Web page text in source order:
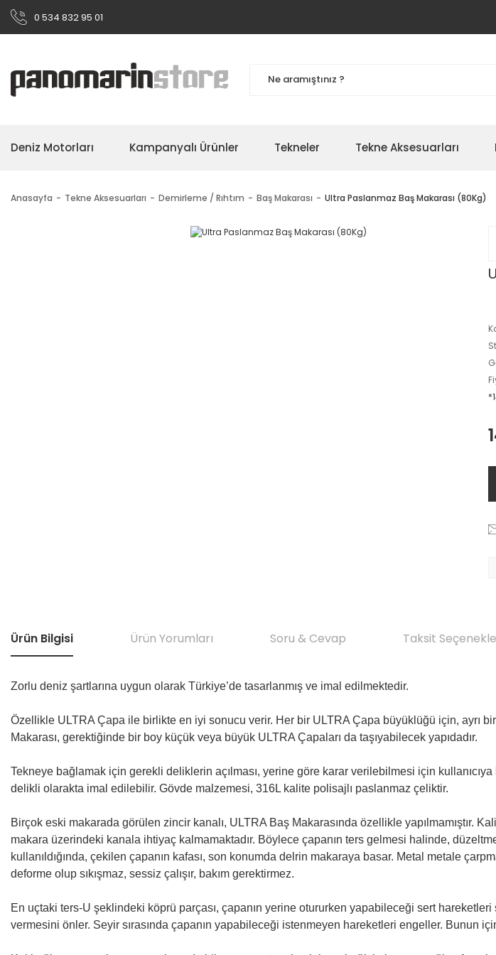
0 534 832 95 01
Deniz Motorları Kampanyalı Ürünler Tekneler Tekne Aksesuarları
Anasayfa Tekne Aksesuarları Demirleme / Rıhtım Baş Makarası Ultra Paslanmaz Baş Makarası (80Kg)
Ürün Bilgisi Ürün Yorumları Soru & Cevap Taksit
Zorlu deniz şartlarına uygun olarak Türkiye’de tasarlanmış ve imal edilmektedir.
Özellikle ULTRA Çapa ile birlikte en iyi sonucu verir. Her bir ULTRA Çapa büyüklüğü için, ayrı
Makarası, gerektiğinde bir boy küçük veya büyük ULTRA Çapaları da taşıyabilecek yapıdadır.
Tekneye bağlamak için gerekli deliklerin açılması, yerine göre karar verilebilmesi için kullanıcıya
delikli olarakta imal edilebilir. Gövde malzemesi, 316L kalite polisajlı paslanmaz çeliktir.
Birçok eski makarada görülen zincir kanalı, ULTRA Baş Makarasında özellikle yapılmamıştır.
makara üzerindeki kanala ihtiyaç kalmamaktadır. Böylece çapanın ters gelmesi halinde,
kullanıldığında, çekilen çapanın kafası, son konumda delrin makaraya basar. Metal metale
deforme olup sıkışmaz, sessiz çalışır, bakım gerektirmez.
En uçtaki ters-U şeklindeki köprü parçası, çapanın yerine otururken yapabileceği sert hareketleri
vermesini önler. Seyir sırasında çapanın yapabileceği istenmeyen hareketleri engeller. Bunun